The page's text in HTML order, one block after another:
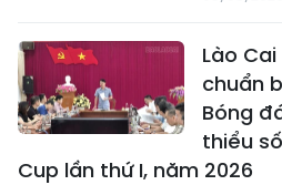
Lào
chuẩn
Bóng
thiểu
Cup lần thứ I, năm 2026